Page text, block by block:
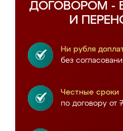
ДОГОВОРОМ -
И
Ни рубля
без
Честные сроки
по договору от